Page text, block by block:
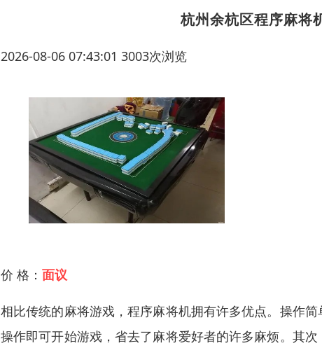
杭州余杭区程序麻将
2026-08-06 07:43:01 3003次浏览
价 格： 面议
相比传统的麻将游戏，程序麻将机拥有许多优点。操作
操作即可开始游戏，省去了麻将爱好者的许多麻烦。其